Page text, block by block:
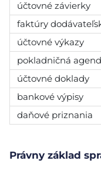
účtovné závierky
faktúry
účtovné výkazy
pokladničná
účtovné doklady
bankové výpisy
daňové priznania
Právny základ